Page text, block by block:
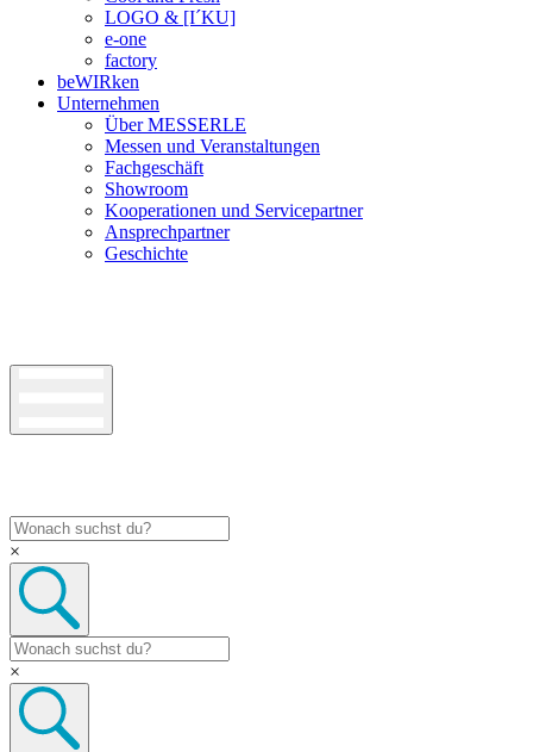
LOGO & [I´KU]
e-one
factory
beWIRken
Unternehmen
Über MESSERLE
Messen und Veranstaltungen
Fachgeschäft
Showroom
Kooperationen und Servicepartner
Ansprechpartner
Geschichte
×
×